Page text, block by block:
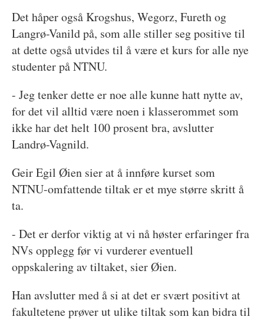
Det håper også Krogshus, Wegorz, Fureth og
Langrø-Vanild på, som alle stiller seg positive til
at dette også utvides til å være et kurs for alle nye
studenter på NTNU.
- Jeg tenker dette er noe alle kunne hatt nytte av,
for det vil alltid være noen i klasserommet som
ikke har det helt 100 prosent bra, avslutter
Landrø-Vagnild.
Geir Egil Øien sier at å innføre kurset som
NTNU-omfattende tiltak er et mye større skritt å
ta.
- Det er derfor viktig at vi nå høster erfaringer fra
NVs opplegg før vi vurderer eventuell
oppskalering av tiltaket, sier Øien.
Han avslutter med å si at det er svært positivt at
fakultetene prøver ut ulike tiltak som kan bidra til